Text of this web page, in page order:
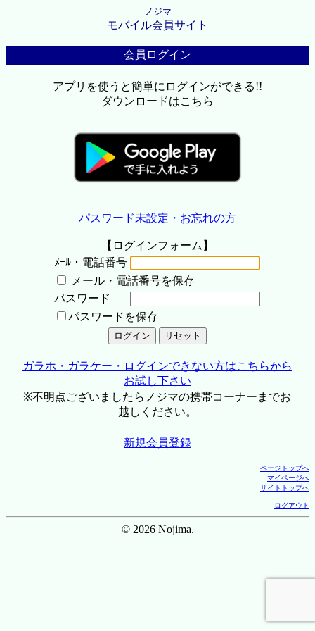
ノジマ
モバイル会員サイト
会員ログイン
アプリを使うと簡単にログインができる!!
ダウンロードはこちら
パスワード未設定・お忘れの方
【ログインフォーム】
ﾒｰﾙ・電話番号
メール・電話番号を保存
パスワード
パスワードを保存
ガラホ・ガラケー・ログインできない方はこちらから
お試し下さい
※不明点ございましたらノジマの携帯コーナーまでお
越しください。
新規会員登録
ページトップへ
マイページへ
サイトトップへ
ログアウト
© 2026 Nojima.